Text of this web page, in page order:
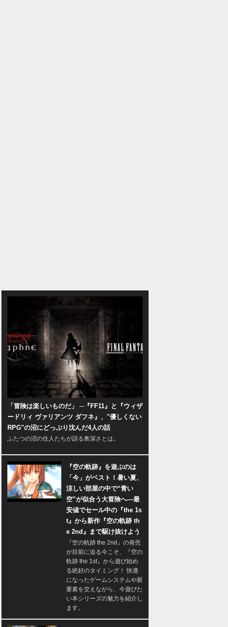
「冒険は楽しいものだ」 ─『FF11』と『ウィザ
ードリィ ヴァリアンツ ダフネ』、"優しくない
RPG"の沼にどっぷり沈んだ4人の話
ふたつの沼の住人たちが語る奥深さとは。
『空の軌跡』を遊ぶのは
「今」がベスト！暑い夏、
涼しい部屋の中で“青い
空”が似合う大冒険へ―最
安値でセール中の『the 1s
t』から新作『空の軌跡 th
e 2nd』まで駆け抜けよう
『空の軌跡 the 2nd』の発売
が目前に迫る今こそ、『空の
軌跡 the 1st』から遊び始め
る絶好のタイミング！ 快適
になったゲームシステムや新
要素を交えながら、今遊びた
い本シリーズの魅力を紹介し
ます。